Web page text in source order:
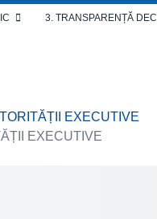
3. TRANSPARENȚĂ
EXECUTIVE
EXECUTIVE